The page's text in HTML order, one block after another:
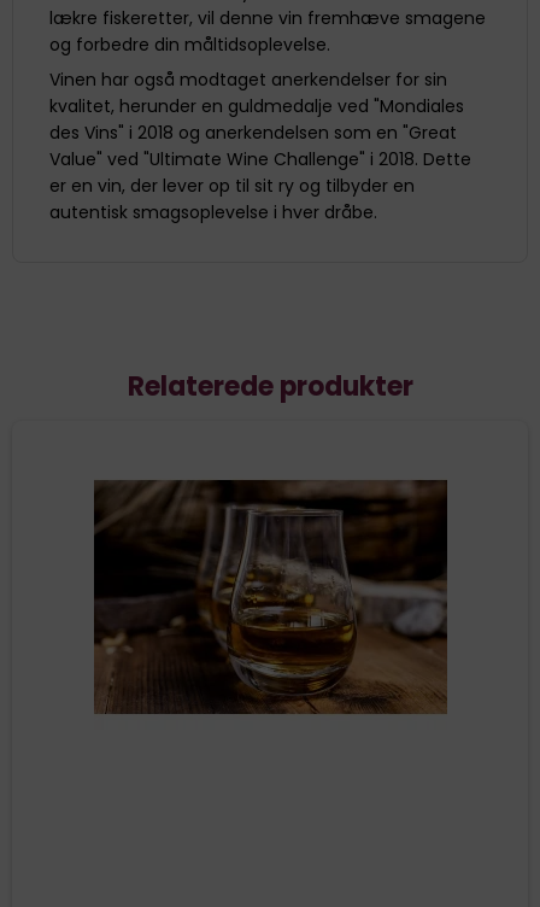
lækre fiskeretter, vil denne vin fremhæve smagene
og forbedre din måltidsoplevelse.
Vinen har også modtaget anerkendelser for sin
kvalitet, herunder en guldmedalje ved "Mondiales
des Vins" i 2018 og anerkendelsen som en "Great
Value" ved "Ultimate Wine Challenge" i 2018. Dette
er en vin, der lever op til sit ry og tilbyder en
autentisk smagsoplevelse i hver dråbe.
Relaterede produkter